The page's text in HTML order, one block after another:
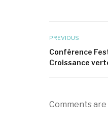
PREVIOUS
Conférence
Croissance
Comments are